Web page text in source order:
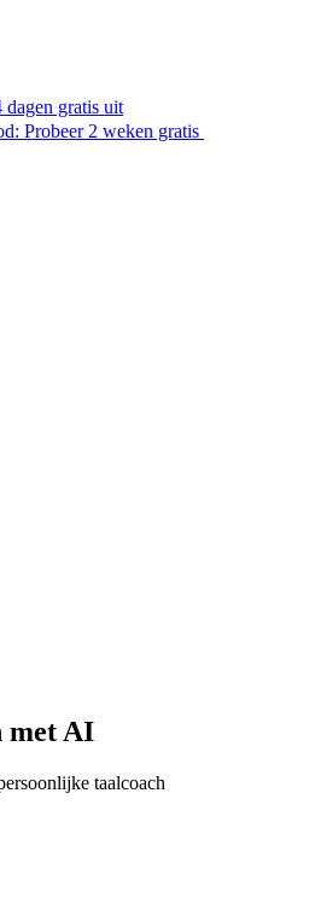
dagen gratis uit
Probeer 2 weken gratis
met AI
taalcoach